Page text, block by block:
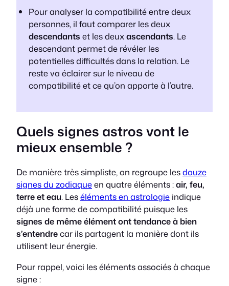
Pour analyser la compatibilité entre deux
personnes, il faut comparer les deux
descendants et les deuxascendants. Le
descendant permet de révéler les
potentielles difficultés dans la relation. Le
reste va éclairer sur le niveau de
compatibilité et ce qu’on apporte à l’autre.
Quels signes astros vont le
mieux ensemble ?
De manière très simpliste, on regroupe lesdouze
signes du zodiaqueen quatre éléments :air, feu,
terre et eau. Leséléments en astrologie indique
déjà une forme de compatibilité puisque les
signes de même élément ont tendance à bien
s’entendrecar ils partagent la manière dont ils
utilisent leur énergie.
Pour rappel, voici les éléments associés à chaque
signe :